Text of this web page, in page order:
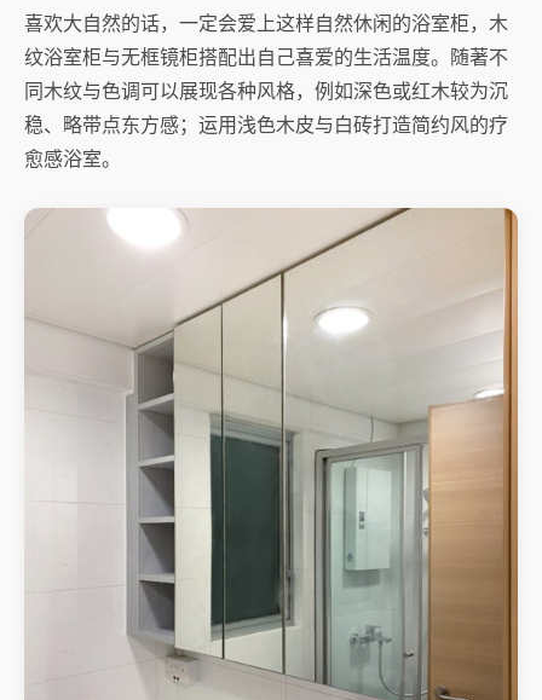
喜欢大自然的话，一定会爱上这样自然休闲的浴室柜，木
纹浴室柜与无框镜柜搭配出自己喜爱的生活温度。随著不
同木纹与色调可以展现各种风格，例如深色或红木较为沉
稳、略带点东方感；运用浅色木皮与白砖打造简约风的疗
愈感浴室。